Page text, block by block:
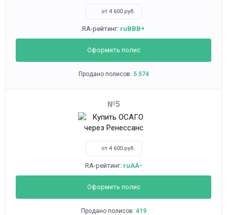
от 4 600 руб.
RA-рейтинг: ruBBB+
Оформить полис
Продано полисов: 5 574
5
от 4 600 руб.
RA-рейтинг: ruAA-
Оформить полис
Продано полисов: 419